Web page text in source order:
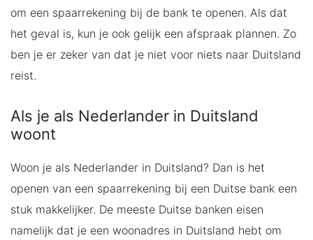
om een spaarrekening bij de bank te openen. Als dat
het geval is, kun je ook gelijk een afspraak plannen. Zo
ben je er zeker van dat je niet voor niets naar Duitsland
reist.
Als je als Nederlander in Duitsland
woont
Woon je als Nederlander in Duitsland? Dan is het
openen van een spaarrekening bij een Duitse bank een
stuk makkelijker. De meeste Duitse banken eisen
namelijk dat je een woonadres in Duitsland hebt om